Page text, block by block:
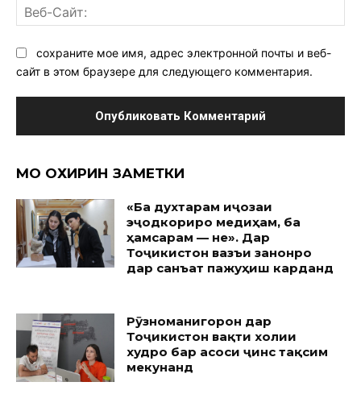
сохраните мое имя, адрес электронной почты и веб-
сайт в этом браузере для следующего комментария.
МО ОХИРИН ЗАМЕТКИ
«Ба духтарам иҷозаи
эҷодкориро медиҳам, ба
ҳамсарам — не». Дар
Тоҷикистон вазъи занонро
дар санъат пажуҳиш карданд
Рӯзноманигорон дар
Тоҷикистон вақти холии
худро бар асоси ҷинс тақсим
мекунанд